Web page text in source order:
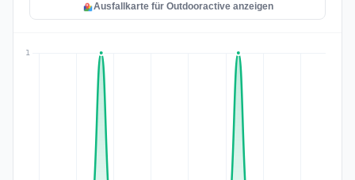
Ausfallkarte für Outdooractive anzeigen